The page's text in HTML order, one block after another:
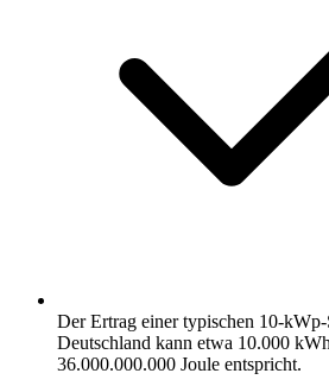
Der Ertrag einer typischen 10-
Deutschland kann etwa 10.000
36.000.000.000 Joule entspricht.